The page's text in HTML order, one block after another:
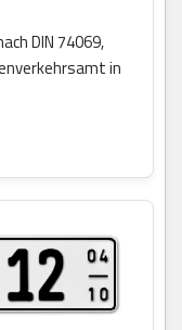
DIN 74069,
in